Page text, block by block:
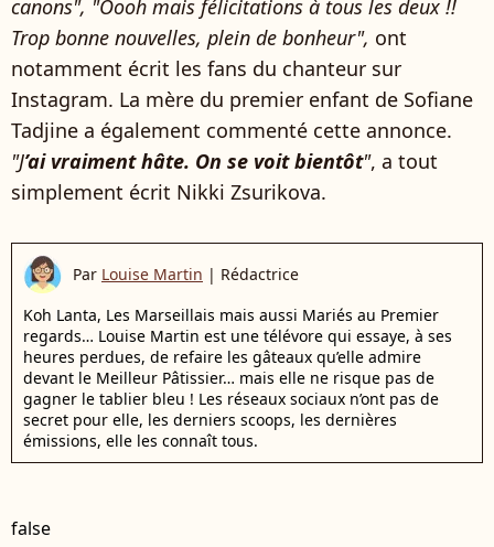
canons", "Oooh mais félicitations à tous les deux !!
Trop bonne nouvelles, plein de bonheur", ont
notamment écrit les fans du chanteur sur
Instagram. La mère du premier enfant de Sofiane
Tadjine a également commenté cette annonce.
"J’ai vraiment hâte. On se voit bientôt", a tout
simplement écrit Nikki Zsurikova.
Par Louise Martin | Rédactrice
Koh Lanta, Les Marseillais mais aussi Mariés au Premier
regards… Louise Martin est une télévore qui essaye, à ses
heures perdues, de refaire les gâteaux qu’elle admire
devant le Meilleur Pâtissier… mais elle ne risque pas de
gagner le tablier bleu ! Les réseaux sociaux n’ont pas de
secret pour elle, les derniers scoops, les dernières
émissions, elle les connaît tous.
false